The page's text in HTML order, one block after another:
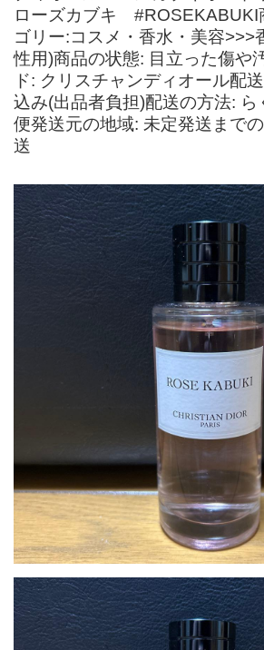
ローズカブキ #ROSEKABUKI
ゴリー:コスメ・香水・美容>>>
性用)商品の状態: 目立った傷や
ド: クリスチャンディオール配
込み(出品者負担)配送の方法: ら
便発送元の地域: 未定発送まで
送